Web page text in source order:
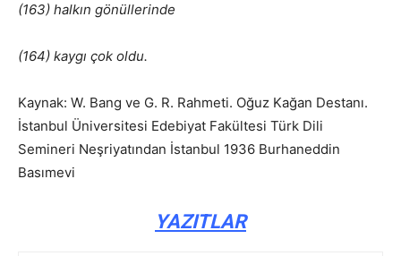
(163) halkın gönüllerinde
(164) kaygı çok oldu.
Kaynak: W. Bang ve G. R. Rahmeti. Oğuz Kağan Destanı.
İstanbul Üniversitesi Edebiyat Fakültesi Türk Dili
Semineri Neşriyatından İstanbul 1936 Burhaneddin
Basımevi
YAZITLAR